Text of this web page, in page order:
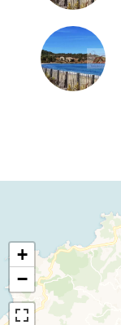
+
−